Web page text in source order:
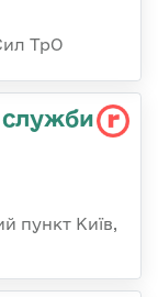
ТрО
служби
пункт Київ,